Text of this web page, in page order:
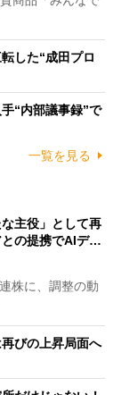
した“成田プロ
“内部議事録”で
一覧を見る
主役」として再
の提携でAIデ…
株に、調整の動
びの上昇局面へ